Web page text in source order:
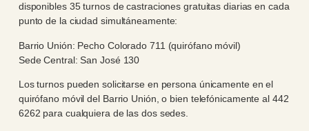
disponibles 35 turnos de castraciones gratuitas diarias en cada
punto de la ciudad simultáneamente:
Barrio Unión: Pecho Colorado 711 (quirófano móvil)
Sede Central: San José 130
Los turnos pueden solicitarse en persona únicamente en el
quirófano móvil del Barrio Unión, o bien telefónicamente al 442
6262 para cualquiera de las dos sedes.